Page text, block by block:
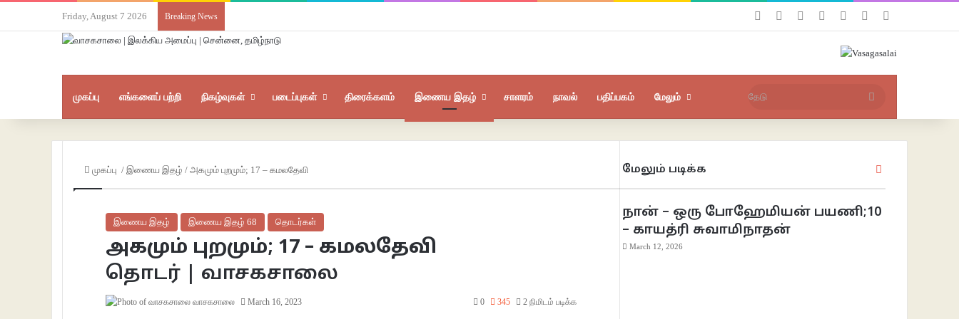
Friday, August 7 2026 Breaking News Facebook YouTubeInstagramபுகுபதிகைசீரற்ற பதிவுகள்
முகப்பு எங்களைப் பற்றி நிகழ்வுகள் படைப்புகள் திரைக்களம் இணைய இதழ் சாளரம் நாவல் பதிப்பகம் மேலும் தேடு
முகப்பு / இணைய இதழ் / அகமும் புறமும்; 17 – கமலதேவி
இணைய இதழ் இணைய இதழ் 68 தொடர்கள்
அகமும் புறமும்; 17 – கமலதேவி
தொடர் | வாசகசாலை
வாசகசாலை March 16, 2023 0 345 2 நிமிடம் படிக்க
மேலும் படிக்க Close
நான் – ஒரு போஹேமியன் பயணி;10
– காயத்ரி சுவாமிநாதன்
March 12, 2026